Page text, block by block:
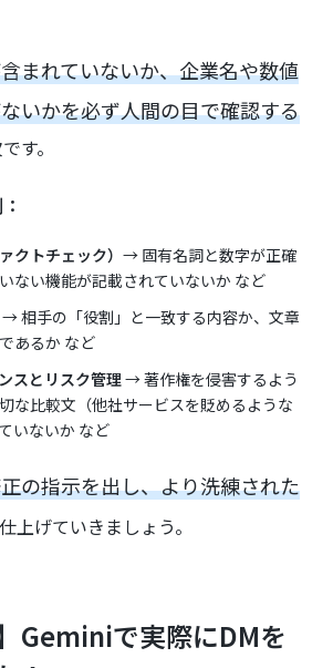
まれていないか、企業名や数値
いかを必ず人間の目で確認する
す。
クトチェック）→ 固有名詞と数字が正確
ない機能が記載されていないか など
相手の「役割」と一致する内容か、文章
あるか など
スとリスク管理 → 著作権を侵害するよう
な比較文（他社サービスを貶めるような
いないか など
の指示を出し、より洗練された
上げていきましょう。
Geminiで実際にDMを